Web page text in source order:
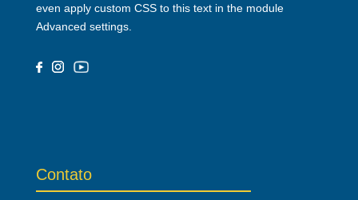
even apply custom CSS to this text in the module
Advanced settings.
Contato